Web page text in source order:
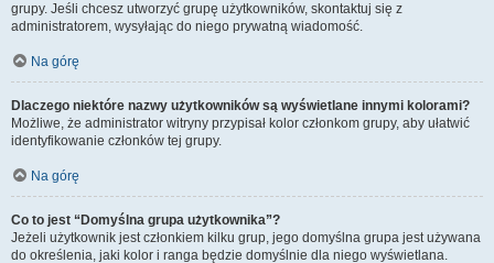
grupy. Jeśli chcesz utworzyć grupę użytkowników, skontaktuj się z
administratorem, wysyłając do niego prywatną wiadomość.
Na górę
Dlaczego niektóre nazwy użytkowników są wyświetlane innymi kolorami?
Możliwe, że administrator witryny przypisał kolor członkom grupy, aby ułatwić
identyfikowanie członków tej grupy.
Na górę
Co to jest “Domyślna grupa użytkownika”?
Jeżeli użytkownik jest członkiem kilku grup, jego domyślna grupa jest używana
do określenia, jaki kolor i ranga będzie domyślnie dla niego wyświetlana.